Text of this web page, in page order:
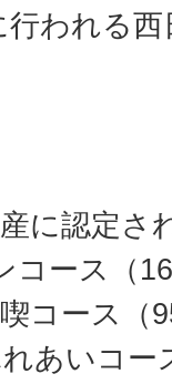
行われる
に認定さ
コース（
コース（
あいコー